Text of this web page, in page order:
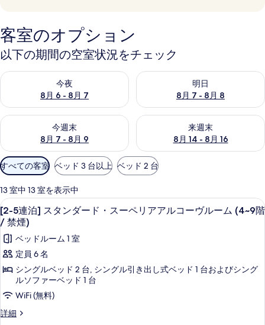
客室のオプション
以下の期間の空室状況をチェック
今夜
8月 6 - 8月 7
今夜 8月 6 - 8月 7 の空室状況をチェック
明日
8月 7 - 8月 8
明日 8月 7 - 8月 8 の空室状況
今週末
8月 7 - 8月 9
今週末 8月 7 - 8月 9 の空室状況をチェック
来週末
8月 14 - 8月 16
来週末 8月 14 - 8月 16 の空室
利
用
可
能
な
客
室
の
絞
込
条
すべての客室 ベッド 3 台以上 ベッド 2 台
13 室中 13 室を表示中
[2-
5
連
泊]
ス
タ
ン
ダ
羽毛の掛け布団、セーフティボック
8
[2-5連泊] スタンダード・スーペリアアルコーヴルーム (4~9階
/ 禁煙)
ベッドルーム 1 室
定員 6 名
シングルベッド 2 台, シングル引き出し式ベッド 1 台およびシング
ルソファーベッド 1 台
WiFi (無料)
詳細
[2-